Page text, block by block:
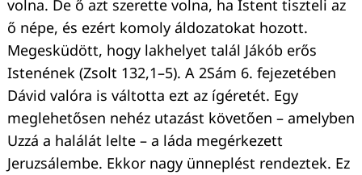
volna. De ő azt szerette volna, ha Istent tiszteli az
ő népe, és ezért komoly áldozatokat hozott.
Megesküdött, hogy lakhelyet talál Jákób erős
Istenének (Zsolt 132,1–5). A 2Sám 6. fejezetében
Dávid valóra is váltotta ezt az ígéretét. Egy
meglehetősen nehéz utazást követően – amelyben
Uzzá a halálát lelte – a láda megérkezett
Jeruzsálembe. Ekkor nagy ünneplést rendeztek. Ez